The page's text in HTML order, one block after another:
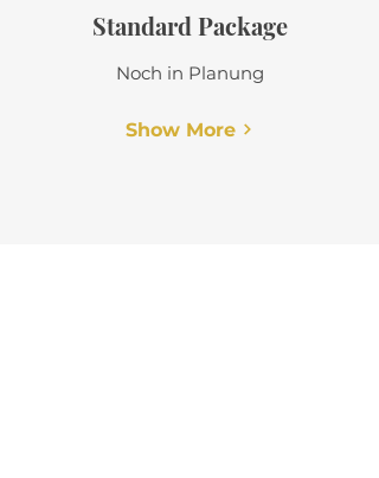
Standard Package
Noch in Planung
Show More